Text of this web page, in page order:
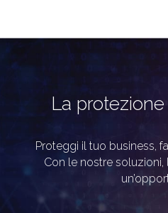
La
Proteggi il tuo business,
Con le nostre